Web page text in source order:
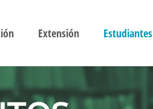
Extensión Estudiantes